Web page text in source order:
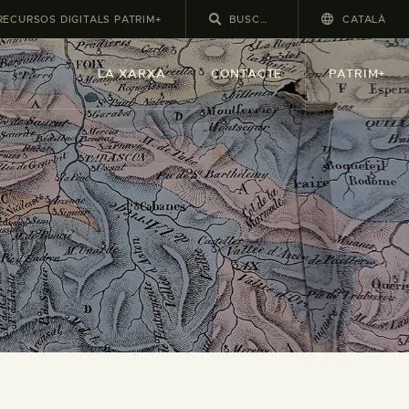
DIGITALS PATRIM+ CATALÀ
LA XARXA CONTACTE PATRIM+